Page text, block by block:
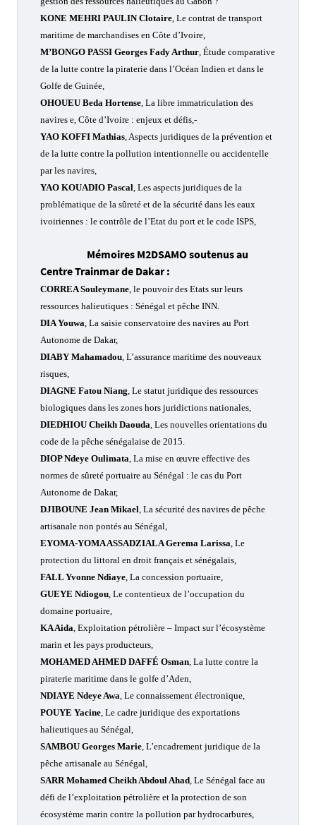
KONE MEHRI PAULIN Clotaire, Le contrat de transport
maritime de marchandises en Côte d’Ivoire,
M’BONGO PASSI Georges Fady Arthur, Étude comparative
de la lutte contre la piraterie dans l’Océan Indien et dans le
Golfe de Guinée,
OHOUEU Beda Hortense, La libre immatriculation des
navires e, Côte d’Ivoire : enjeux et défis,-
YAO KOFFI Mathias, Aspects juridiques de la prévention et
de la lutte contre la pollution intentionnelle ou accidentelle
par les navires,
YAO KOUADIO Pascal, Les aspects juridiques de la
problématique de la sûreté et de la sécurité dans les eaux
ivoiriennes : le contrôle de l’Etat du port et le code ISPS,
Mémoires M2DSAMO soutenus au
Centre Trainmar de Dakar :
CORREA Souleymane, le pouvoir des Etats sur leurs
ressources halieutiques : Sénégal et pêche INN.
DIA Youwa, La saisie conservatoire des navires au Port
Autonome de Dakar,
DIABY Mahamadou, L’assurance maritime des nouveaux
risques,
DIAGNE Fatou Niang, Le statut juridique des ressources
biologiques dans les zones hors juridictions nationales,
DIEDHIOU Cheikh Daouda, Les nouvelles orientations du
code de la pêche sénégalaise de 2015.
DIOP Ndeye Oulimata, La mise en œuvre effective des
normes de sûreté portuaire au Sénégal : le cas du Port
Autonome de Dakar,
DJIBOUNE Jean Mikael, La sécurité des navires de pêche
artisanale non pontés au Sénégal,
EYOMA-YOMA ASSADZIALA Gerema Larissa, Le
protection du littoral en droit français et sénégalais,
FALL Yvonne Ndiaye, La concession portuaire,
GUEYE Ndiogou, Le contentieux de l’occupation du
domaine portuaire,
KA Aida, Exploitation pétrolière – Impact sur l’écosystème
marin et les pays producteurs,
MOHAMED AHMED DAFFÉ Osman, La lutte contre la
piraterie maritime dans le golfe d’Aden,
NDIAYE Ndeye Awa, Le connaissement électronique,
POUYE Yacine, Le cadre juridique des exportations
halieutiques au Sénégal,
SAMBOU Georges Marie, L’encadrement juridique de la
pêche artisanale au Sénégal,
SARR Mohamed Cheikh Abdoul Ahad, Le Sénégal face au
défi de l’exploitation pétrolière et la protection de son
écosystème marin contre la pollution par hydrocarbures,